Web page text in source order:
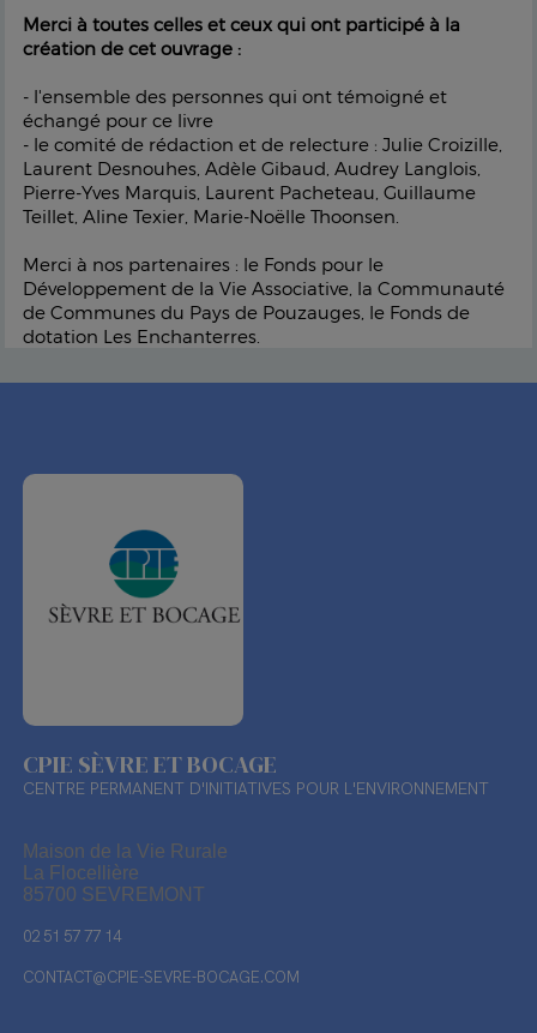
Merci à toutes celles et ceux qui ont participé à la
création de cet ouvrage :
- l'ensemble des personnes qui ont témoigné et
échangé pour ce livre
- le comité de rédaction et de relecture : Julie Croizille,
Laurent Desnouhes, Adèle Gibaud, Audrey Langlois,
Pierre-Yves Marquis, Laurent Pacheteau, Guillaume
Teillet, Aline Texier, Marie-Noëlle Thoonsen.
Merci à nos partenaires : le Fonds pour le
Développement de la Vie Associative, la Communauté
de Communes du Pays de Pouzauges, le Fonds de
dotation Les Enchanterres.
CPIE SÈVRE ET BOCAGE
CENTRE PERMANENT D'INITIATIVES POUR L'ENVIRONNEMENT
Maison de la Vie Rurale
La Flocellière
85700 SEVREMONT
02 51 57 77 14
CONTACT@CPIE-SEVRE-BOCAGE.COM